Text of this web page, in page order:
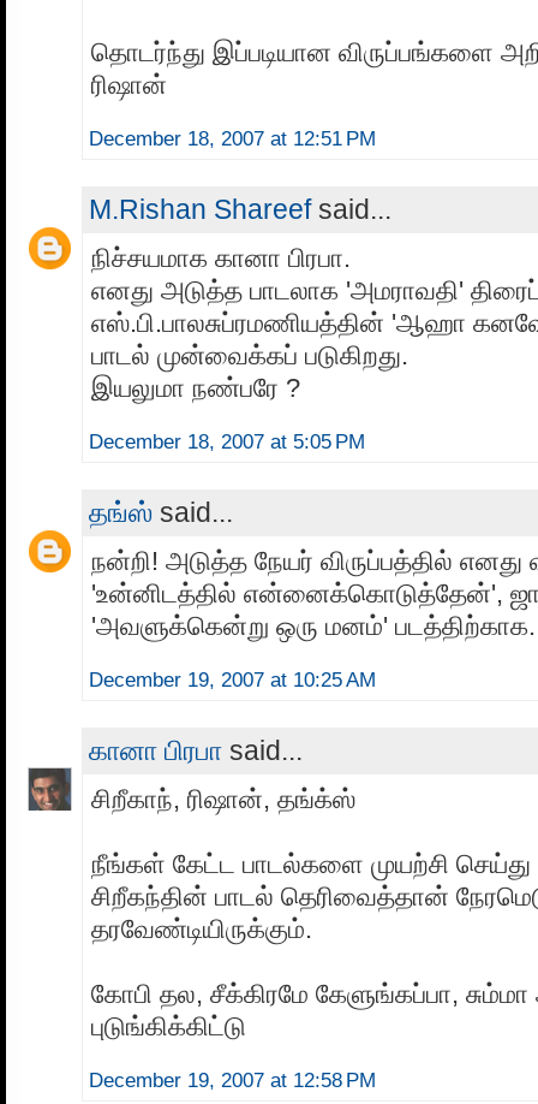
தொடர்ந்து இப்படியான விருப்பங்களை
ரிஷான்
December 18, 2007 at 12:51 PM
M.Rishan Shareefsaid...
நிச்சயமாக கானா பிரபா.
எனது அடுத்த பாடலாக 'அமராவதி'
எஸ்.பி.பாலசுப்ரமணியத்தின் 'ஆஹா
பாடல் முன்வைக்கப் படுகிறது.
இயலுமா நண்பரே ?
December 18, 2007 at 5:05 PM
தங்ஸ் said...
நன்றி! அடுத்த நேயர் விருப்பத்தில் எனது
'உன்னிடத்தில் என்னைக்கொடுத்தேன்',
'அவளுக்கென்று ஒரு மனம்'
December 19, 2007 at 10:25 AM
கானா பிரபா said...
சிறீகாந், ரிஷான், தங்க்ஸ்
நீங்கள் கேட்ட பாடல்களை முயற்சி செய்து
சிறீகந்தின் பாடல் தெரிவைத்தான்
தரவேண்டியிருக்கும்.
கோபி தல, சீக்கிரமே கேளுங்கப்பா,
புடுங்கிக்கிட்டு
December 19, 2007 at 12:58 PM